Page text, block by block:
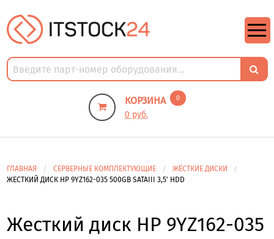
КОРЗИНА 0
0 руб.
ГЛАВНАЯ СЕРВЕРНЫЕ КОМПЛЕКТУЮЩИЕ
ЖЁСТКИЕ ДИСКИ
ЖЕСТКИЙ ДИСК HP 9YZ162-035 500GB SATAIII 3,5' HDD
Жесткий диск HP 9YZ162-035